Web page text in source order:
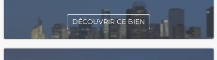
DÉCOUVRIR CE BIEN